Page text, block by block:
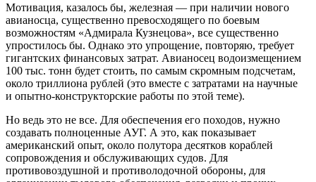
Мотивация, казалось бы, железная — при наличии нового
авианосца, существенно превосходящего по боевым
возможностям «Адмирала Кузнецова», все существенно
упростилось бы. Однако это упрощение, повторяю, требует
гигантских финансовых затрат. Авианосец водоизмещением
100 тыс. тонн будет стоить, по самым скромным подсчетам,
около триллиона рублей (это вместе с затратами на научные
и опытно-конструкторские работы по этой теме).
Но ведь это не все. Для обеспечения его походов, нужно
создавать полноценные АУГ. А это, как показывает
американский опыт, около полутора десятков кораблей
сопровождения и обслуживающих судов. Для
противовоздушной и противолодочной обороны, для